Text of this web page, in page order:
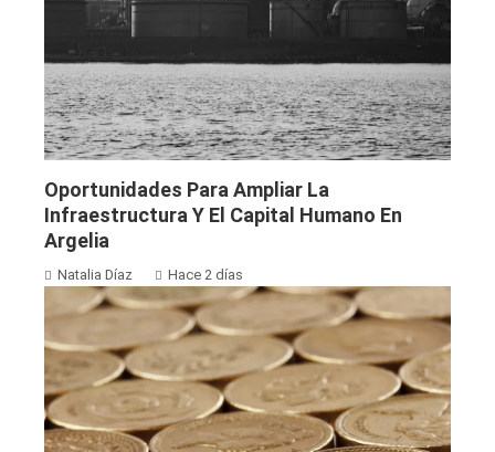
Oportunidades Para Ampliar La
Infraestructura Y El Capital Humano En
Argelia
Natalia Díaz Hace 2 días